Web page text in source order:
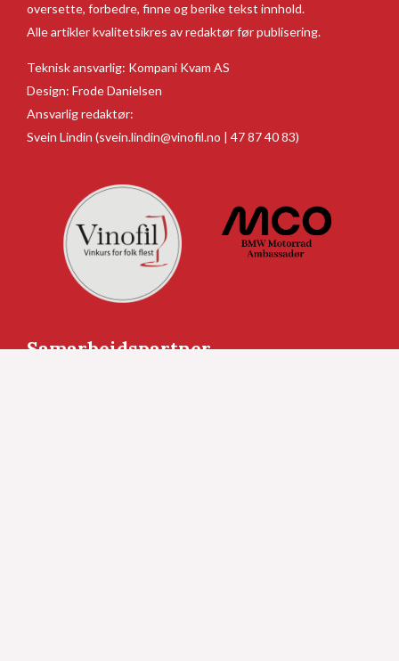
oversette, forbedre, finne og berike tekst innhold.
Alle artikler kvalitetsikres av redaktør før publisering.
Teknisk ansvarlig: Kompani Kvam AS
Design: Frode Danielsen
Ansvarlig redaktør:
Svein Lindin (svein.lindin@vinofil.no | 47 87 40 83)
Samarbeidspartner